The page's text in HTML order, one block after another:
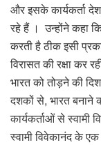
और इसके कार्यकर्ता
रहे हैं । उन्होंने कहा
करती है ठीक इसी
विरासत की रक्षा कर
भारत को तोड़ने की
दशकों से, भारत बनाने
कार्यकर्ताओं से स्वामी
स्वामी विवेकानंद के